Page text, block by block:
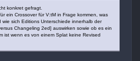
konkret gefragt.
ein Crossover für V:tM in Frage kommen, was
sich Editions Unterschiede innerhalb der
Changeling 2ed] auswirken sowie ob es ein
ist wenn es von einem Splat keine Revised